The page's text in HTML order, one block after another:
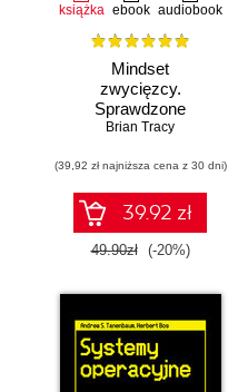
książka ebook audiobook
Mindset
zwycięzcy.
Sprawdzone
strategie na drodze
Brian Tracy
(39,92 zł najniższa cena z 30 dni)
39.92 zł
49.90zł (-20%)